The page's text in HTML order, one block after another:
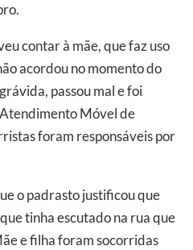
contar à mãe, que faz uso
acordou no momento do
passou mal e foi
Móvel de
foram responsáveis por
o padrasto justificou que
tinha escutado na rua que
e filha foram socorridas